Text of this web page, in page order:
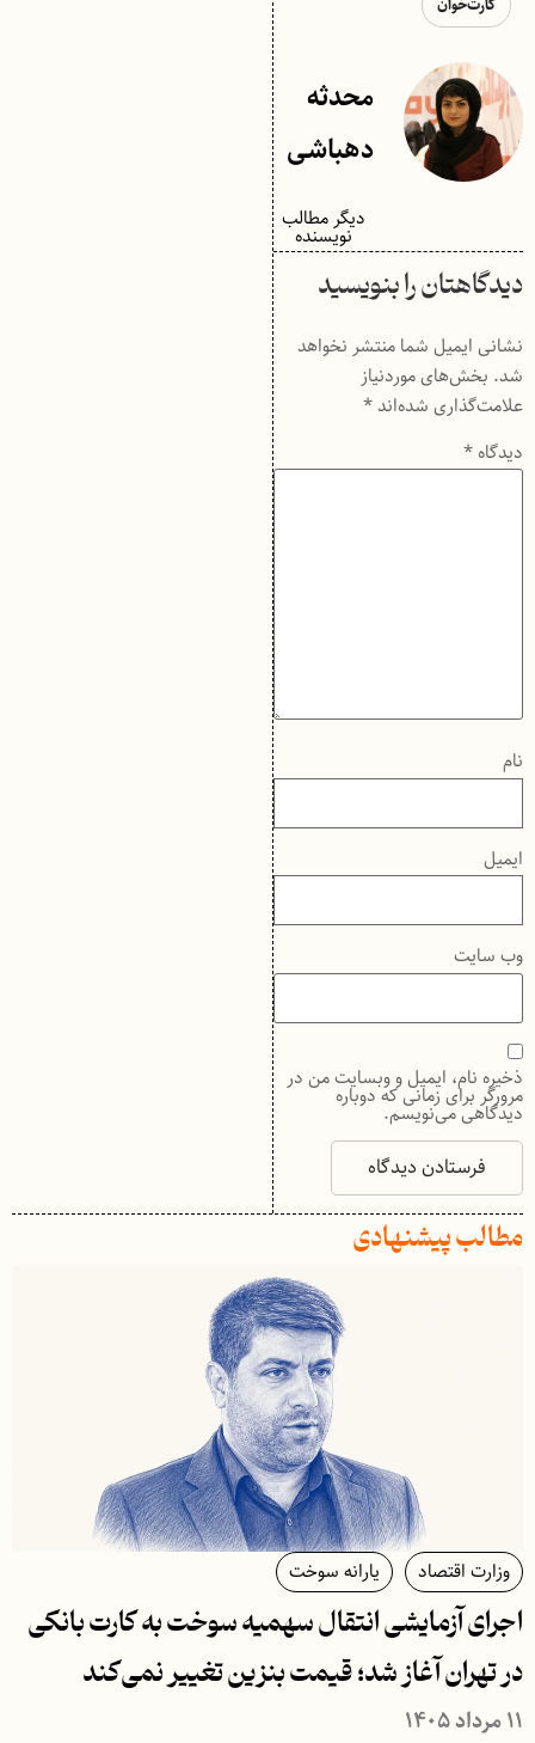
کارت‌خوان
محدثه
دهباشی
دیگر مطالب
نویسنده
دیدگاهتان را بنویسید
نشانی ایمیل شما منتشر نخواهد
شد. بخش‌های موردنیاز
علامت‌گذاری شده‌اند*
دیدگاه*
نام
ایمیل
وب‌ سایت
ذخیره نام، ایمیل و وبسایت من در
مرورگر برای زمانی که دوباره
دیدگاهی می‌نویسم.
مطالب پیشنهادی
وزارت اقتصاد یارانه سوخت
اجرای آزمایشی انتقال سهمیه سوخت به کارت بانکی
در تهران آغاز شد؛ قیمت بنزین تغییر نمی‌کند
۱۱ مرداد ۱۴۰۵